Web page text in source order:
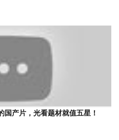
国产片，光看题材就值五星！